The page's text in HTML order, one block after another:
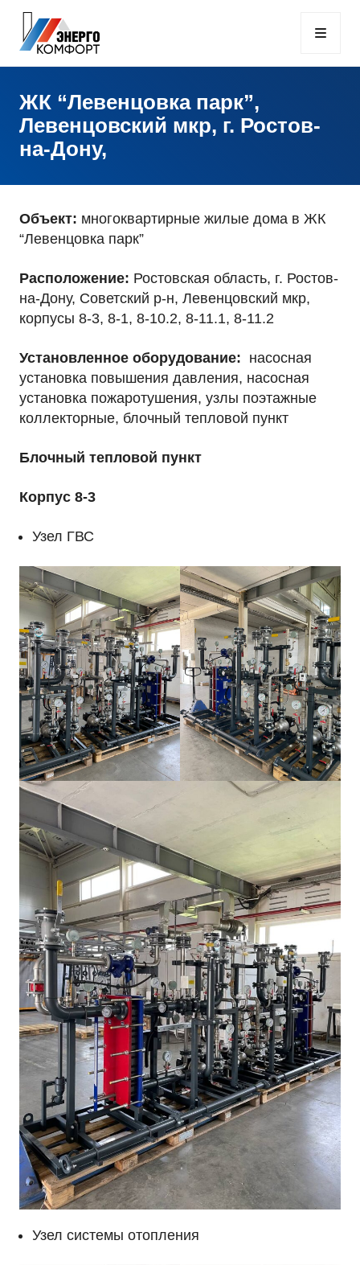
ЖК “Левенцовка парк”,
Левенцовский мкр, г. Ростов-
на-Дону,
Объект: многоквартирные жилые дома в ЖК
“Левенцовка парк”
Расположение: Ростовская область, г. Ростов-
на-Дону, Советский р-н, Левенцовский мкр,
корпусы 8-3, 8-1, 8-10.2, 8-11.1, 8-11.2
Установленное оборудование: насосная
установка повышения давления, насосная
установка пожаротушения, узлы поэтажные
коллекторные, блочный тепловой пункт
Блочный тепловой пункт
Корпус 8-3
Узел ГВС
Узел системы отопления